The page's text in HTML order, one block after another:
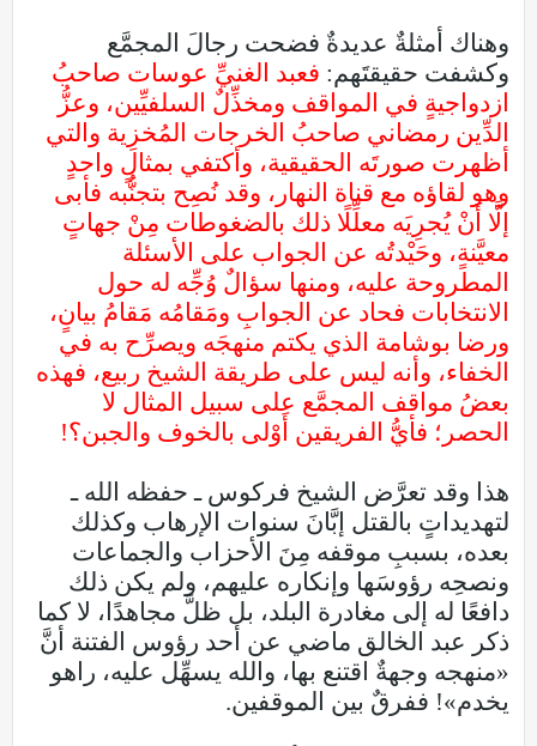
وهناك أمثلةٌ عديدةٌ فضحت رجالَ المجمَّع
وكشفت حقيقتَهم: فعبد الغنيِّ عوسات صاحبُ
ازدواجيةٍ في المواقف ومخذِّلٌ السلفيِّين، وعزُّ
الدِّين رمضاني صاحبُ الخرجات المُخزِية والتي
أظهرت صورتَه الحقيقية، وأكتفي بمثالٍ واحدٍ
وهو لقاؤه مع قناة النهار، وقد نُصِح بتجنُّبه فأبى
إلَّا أَنْ يُجرِيَه معلِّلًا ذلك بالضغوطات مِنْ جهاتٍ
معيَّنةٍ، وحَيْدتُه عن الجواب على الأسئلة
المطروحة عليه، ومنها سؤالٌ وُجِّه له حول
الانتخابات فحاد عن الجوابِ ومَقامُه مَقامُ بيانٍ،
ورضا بوشامة الذي يكتم منهجَه ويصرِّح به في
الخفاء، وأنه ليس على طريقة الشيخ ربيع، فهذه
بعضُ مواقف المجمَّع على سبيل المثال لا
الحصر؛ فأيُّ الفريقين أَوْلى بالخوف والجبن؟!
هذا وقد تعرَّض الشيخ فركوس ـ حفظه الله ـ
لتهديداتٍ بالقتل إبَّانَ سنوات الإرهاب وكذلك
بعده، بسببِ موقفه مِنَ الأحزاب والجماعات
ونصحِه رؤوسَها وإنكاره عليهم، ولم يكن ذلك
دافعًا له إلى مغادرة البلد، بل ظلَّ مجاهدًا، لا كما
ذكر عبد الخالق ماضي عن أحد رؤوس الفتنة أنَّ
«منهجه وجهةٌ اقتنع بها، والله يسهِّل عليه، راهو
يخدم»! ففرقٌ بين الموقفين.